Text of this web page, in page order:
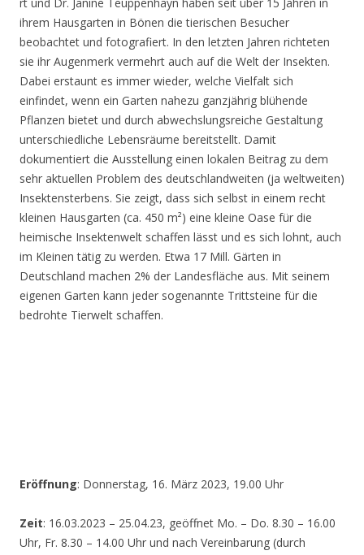
ihrem Hausgarten in Bönen die tierischen Besucher
beobachtet und fotografiert. In den letzten Jahren richteten
sie ihr Augenmerk vermehrt auch auf die Welt der Insekten.
Dabei erstaunt es immer wieder, welche Vielfalt sich
einfindet, wenn ein Garten nahezu ganzjährig blühende
Pflanzen bietet und durch abwechslungsreiche Gestaltung
unterschiedliche Lebensräume bereitstellt. Damit
dokumentiert die Ausstellung einen lokalen Beitrag zu dem
sehr aktuellen Problem des deutschlandweiten (ja weltweiten)
Insektensterbens. Sie zeigt, dass sich selbst in einem recht
kleinen Hausgarten (ca. 450 m²) eine kleine Oase für die
heimische Insektenwelt schaffen lässt und es sich lohnt, auch
im Kleinen tätig zu werden. Etwa 17 Mill. Gärten in
Deutschland machen 2% der Landesfläche aus. Mit seinem
eigenen Garten kann jeder sogenannte Trittsteine für die
bedrohte Tierwelt schaffen.
Eröffnung: Donnerstag, 16. März 2023, 19.00 Uhr
Zeit: 16.03.2023 – 25.04.23, geöffnet Mo. – Do. 8.30 – 16.00
Uhr, Fr. 8.30 – 14.00 Uhr und nach Vereinbarung (durch